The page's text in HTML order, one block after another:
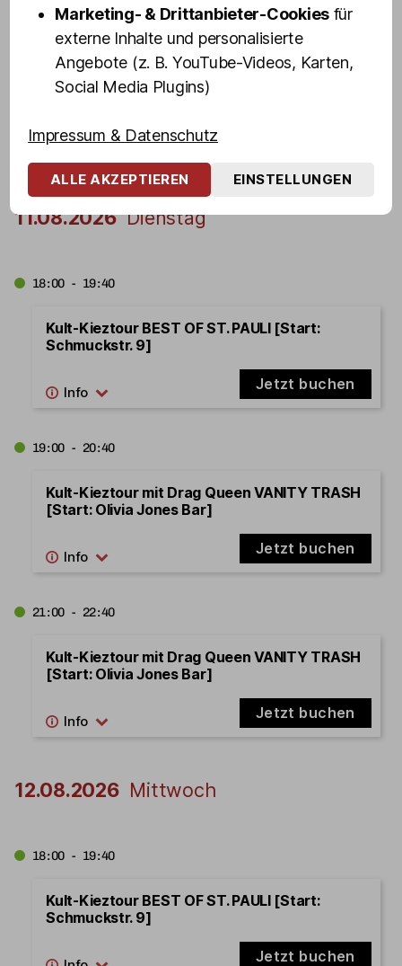
21:00 - 22:40
Kult-Kieztour mit Drag Queen VANITY TRASH
[Start: Olivia Jones Bar]
11.08.2026 Dienstag
18:00 - 19:40
Kult-Kieztour BEST OF ST. PAULI [Start:
Schmuckstr. 9]
Jetzt buchen
19:00 - 20:40
Kult-Kieztour mit Drag Queen VANITY TRASH
[Start: Olivia Jones Bar]
Jetzt buchen
21:00 - 22:40
Kult-Kieztour mit Drag Queen VANITY TRASH
[Start: Olivia Jones Bar]
Jetzt buchen
12.08.2026 Mittwoch
18:00 - 19:40
Kult-Kieztour BEST OF ST. PAULI [Start:
Schmuckstr. 9]
Jetzt buchen
Marketing- & Drittanbieter-Cookies für
externe Inhalte und personalisierte
Angebote (z. B. YouTube-Videos, Karten,
Social Media Plugins)
Impressum & Datenschutz
ALLE AKZEPTIEREN EINSTELLUNGEN